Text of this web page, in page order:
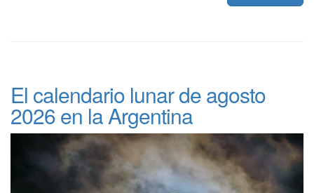
El calendario lunar de agosto
2026 en la Argentina